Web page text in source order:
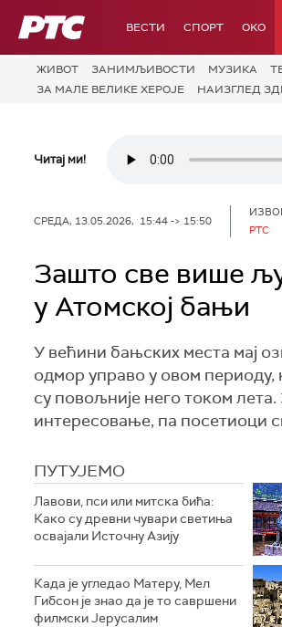
РТС ВЕСТИ СПОРТ OKO
ЖИВОТ ЗАНИМЉИВОСТИ МУЗИКА
ЗА МАЛЕ ВЕЛИКЕ ХЕРОЈЕ
НАИЗГЛЕД
Читај ми!
СРЕДА, 13.05.2026, 15:44 -> 15:50
РТС
Зашто све више
у Атомској бањи
У већини бањских места мај
одмор управо у овом периоду,
су повољније него током
интересовање, па посетиоци
ПУТУЈЕМО
Лавови, пси или митска бића:
Како су древни чувари светиња
освајали Источну Азију
Када је угледао Матеру, Мел
Гибсон је знао да је то савршени
филмски Јерусалим